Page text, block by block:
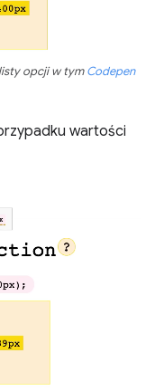
opcji w tymCodepen
wartości